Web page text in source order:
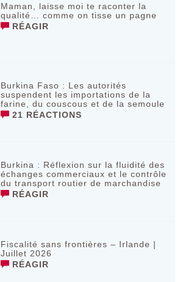
Maman, laisse moi te raconter la
qualité… comme on tisse un pagne
RÉAGIR
Burkina Faso : Les autorités
suspendent les importations de la
farine, du couscous et de la semoule
21 RÉACTIONS
Burkina : Réflexion sur la fluidité des
échanges commerciaux et le contrôle
du transport routier de marchandise
RÉAGIR
Fiscalité sans frontières – Irlande |
Juillet 2026
RÉAGIR